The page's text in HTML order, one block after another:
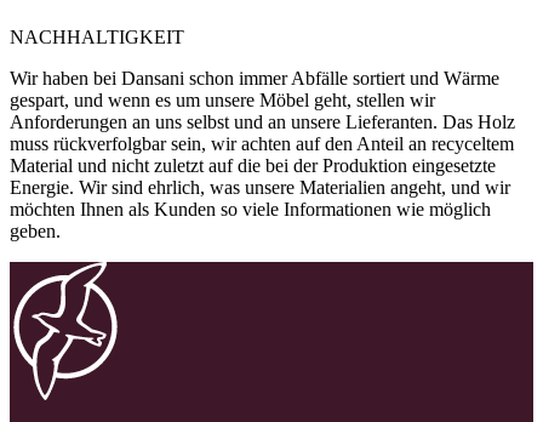
NACHHALTIGKEIT
Wir haben bei Dansani schon immer Abfälle sortiert und Wärme
gespart, und wenn es um unsere Möbel geht, stellen wir
Anforderungen an uns selbst und an unsere Lieferanten. Das Holz
muss rückverfolgbar sein, wir achten auf den Anteil an recyceltem
Material und nicht zuletzt auf die bei der Produktion eingesetzte
Energie. Wir sind ehrlich, was unsere Materialien angeht, und wir
möchten Ihnen als Kunden so viele Informationen wie möglich
geben.